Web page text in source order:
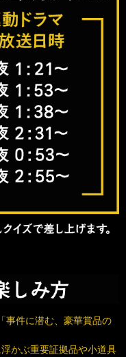
事件に潜む、豪華賞品の
かぶ重要証拠品や小道具